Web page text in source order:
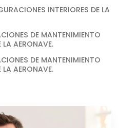
INTERIORES DE LA
DE MANTENIMIENTO
LA AERONAVE.
DE MANTENIMIENTO
LA AERONAVE.